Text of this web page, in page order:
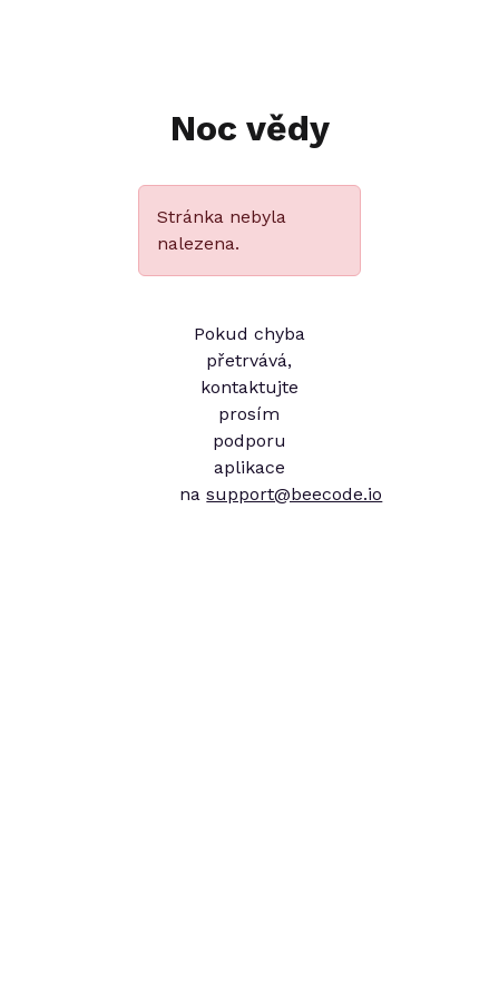
Noc vědy
Stránka nebyla
nalezena.
Pokud chyba
přetrvává,
kontaktujte
prosím
podporu
aplikace
nasupport@beecode.io